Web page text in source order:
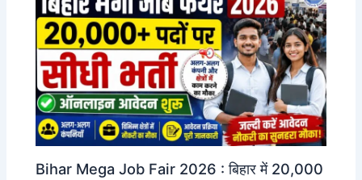
Bihar Mega Job Fair 2026 : बिहार में 20,000